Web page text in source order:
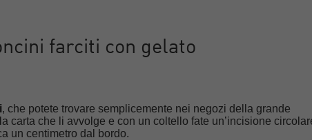
farciti con gelato
, che potete trovare semplicemente nei negozi della grande
carta che li avvolge e con un coltello fate un’incisione
un centimetro dal bordo.